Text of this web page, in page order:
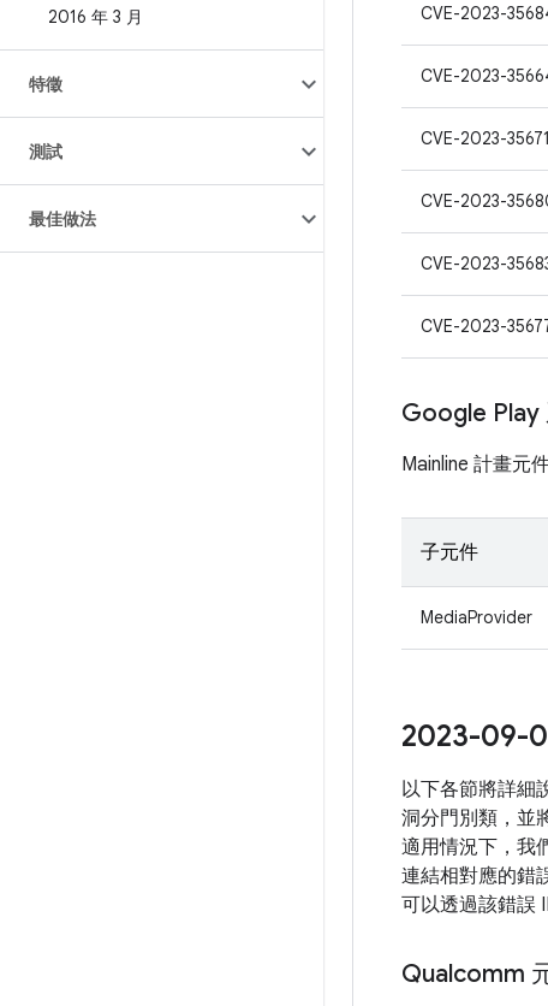
2016 年 3 月
特徵
測試
最佳做法
CVE-2023-
CVE-2023-
CVE-2023-35671
CVE-2023-
CVE-2023-
CVE-2023-
Google Play
Mainline 計畫元
子元件
MediaProvider
2023-09-
以下各節將詳細
洞分門別類，並
適用情況下，我
連結相對應的錯
可以透過該錯誤
Qualcomm